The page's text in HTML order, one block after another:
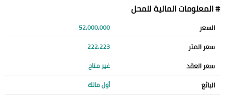
# المعلومات المالية للمحل
السعر 52,000,000
سعر المتر 222,223
سعر العقد غير متاح
البائع أول مالك